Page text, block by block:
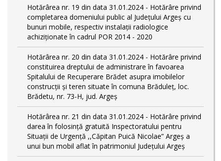
Hotărârea nr. 19 din data 31.01.2024 - Hotărâre privind
completarea domeniului public al Judeţului Argeş cu
bunuri mobile, respectiv instalații radiologice
achiziționate în cadrul POR 2014 - 2020
Hotărârea nr. 20 din data 31.01.2024 - Hotărâre privind
constituirea dreptului de administrare în favoarea
Spitalului de Recuperare Brădet asupra imobilelor
construcții și teren situate în comuna Brăduleț, loc.
Brădetu, nr. 73-H, jud. Argeș
Hotărârea nr. 21 din data 31.01.2024 - Hotărâre privind
darea în folosință gratuită Inspectoratului pentru
Situații de Urgență ,,Căpitan Puică Nicolae” Argeș a
unui bun mobil aflat în patrimoniul Județului Argeș